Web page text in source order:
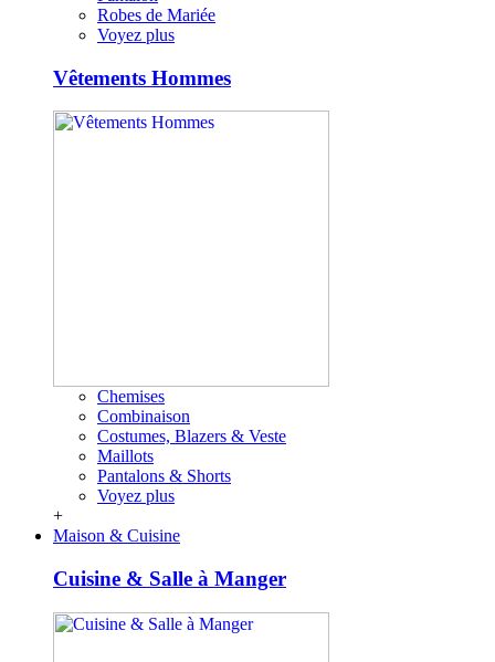
Robes de Mariée
Voyez plus
Vêtements Hommes
Chemises
Combinaison
Costumes, Blazers & Veste
Maillots
Pantalons & Shorts
Voyez plus
+
Maison & Cuisine
Cuisine & Salle à Manger